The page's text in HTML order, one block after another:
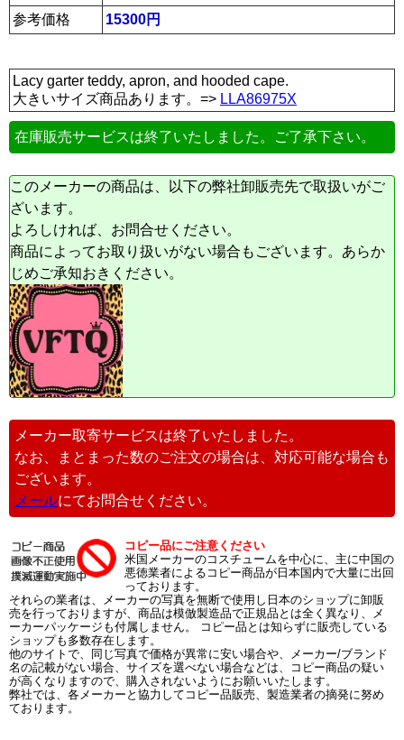
参考価格
15300円
Lacy garter teddy, apron, and hooded cape.
大きいサイズ商品あります。=> LLA86975X
在庫販売サービスは終了いたしました。ご了承下さい。
このメーカーの商品は、以下の弊社卸販売先で取扱いがご
ざいます。
よろしければ、お問合せください。
商品によってお取り扱いがない場合もございます。あらか
じめご承知おきください。
メーカー取寄サービスは終了いたしました。
なお、まとまった数のご注文の場合は、対応可能な場合も
ございます。
メールにてお問合せください。
コピー品にご注意ください
米国メーカーのコスチュームを中心に、主に中国の
悪徳業者によるコピー商品が日本国内で大量に出回
っております。
それらの業者は、メーカーの写真を無断で使用し日本のショップに卸販
売を行っておりますが、商品は模倣製造品で正規品とは全く異なり、メ
ーカーパッケージも付属しません。 コピー品とは知らずに販売している
ショップも多数存在します。
他のサイトで、同じ写真で価格が異常に安い場合や、メーカー/ブランド
名の記載がない場合、サイズを選べない場合などは、コピー商品の疑い
が高くなりますので、購入されないようにお願いいたします。
弊社では、各メーカーと協力してコピー品販売、製造業者の摘発に努め
ております。